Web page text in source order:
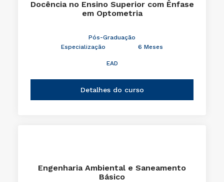
Docência no Ensino Superior com Ênfase
em Optometria
Pós-Graduação
Especialização
6 Meses
EAD
Detalhes do curso
Engenharia Ambiental e Saneamento
Básico